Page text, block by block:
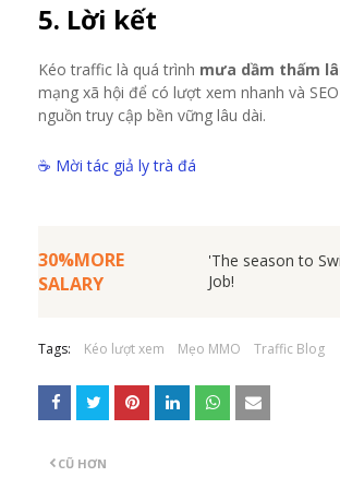
5. Lời kết
Kéo traffic là quá trình mưa dầm thấm
mạng xã hội để có lượt xem nhanh và
nguồn truy cập bền vững lâu dài.
☕ Mời tác giả ly trà đá
30%MORE
SALARY
'The season to
Job!
Tags: Kéo lượt xem Mẹo MMO Traffic Blog
CŨ HƠN